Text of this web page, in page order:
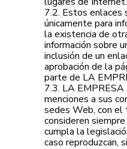
7.2. Estos enlaces
únicamente para
la existencia de
información sobre
inclusión de un
aprobación de la
parte de LA
7.3. LA
menciones a sus
sedes Web, con
consideren
cumpla la
caso reproduzcan,